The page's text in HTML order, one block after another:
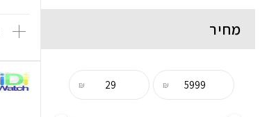
מחיר
₪
₪